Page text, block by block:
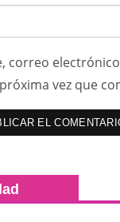
correo
vez que